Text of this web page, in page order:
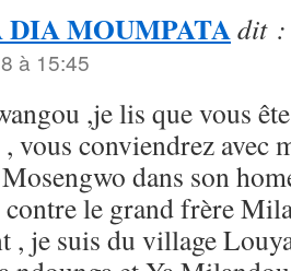
DIA MOUMPATAdit :
à 15:45
,je lis que vous
vous conviendrez avec
dans son
contre le grand frère
, je suis du village